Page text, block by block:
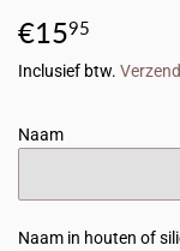
€1595
Inclusief btw.
Naam
Naam in houten of